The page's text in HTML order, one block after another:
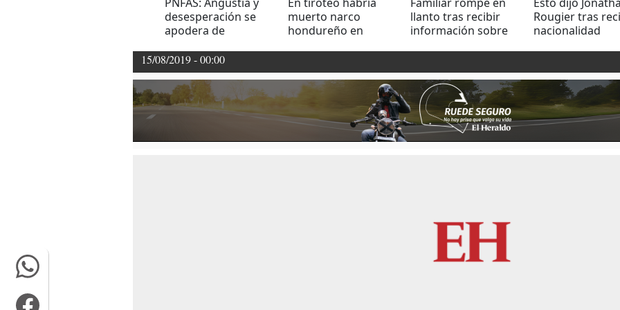
desesperación se
apodera de
esperan recibir más
información sobre víctimas
muerto narco
hondureño en
llanto tras recibir
información sobre
Rougier tras
nacionalidad
15/08/2019 - 00:00